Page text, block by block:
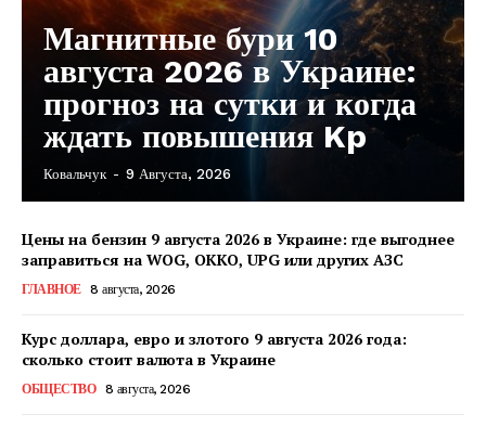
Магнитные бури 10
августа 2026 в Украине:
прогноз на сутки и когда
ждать повышения Kp
Ковальчук - 9 Августа, 2026
Цены на бензин 9 августа 2026 в Украине: где выгоднее
заправиться на WOG, OKKO, UPG или других АЗС
ГЛАВНОЕ 8 августа, 2026
Курс доллара, евро и злотого 9 августа 2026 года:
сколько стоит валюта в Украине
ОБЩЕСТВО 8 августа, 2026